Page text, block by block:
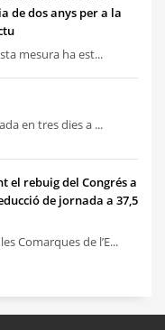
de dos anys per a la
mesura ha est...
en tres dies a ...
el rebuig del Congrés a
de jornada a 37,5
Comarques de l’E...